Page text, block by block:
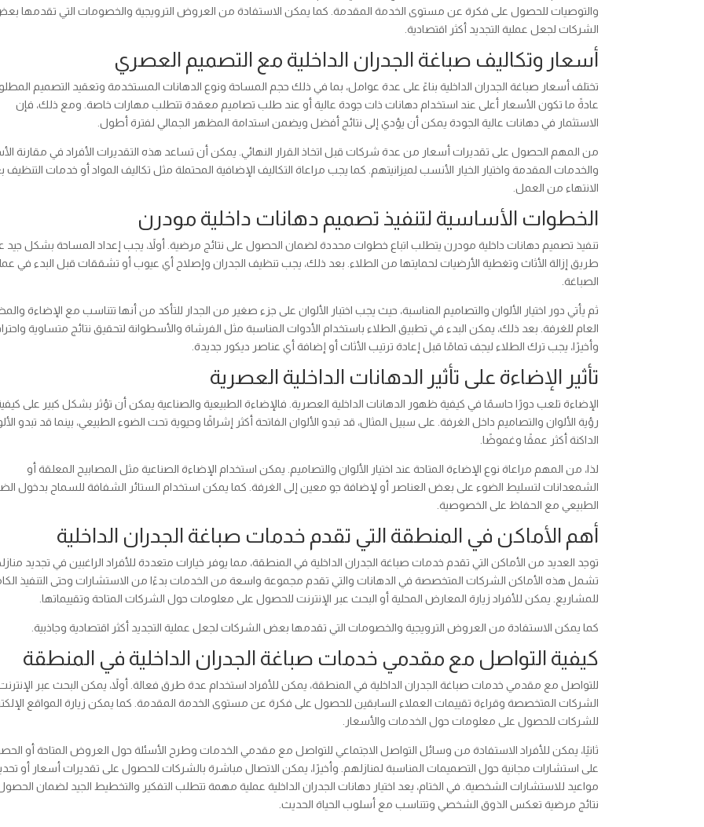
والتوصيات للحصول على فكرة عن مستوى الخدمة المقدمة. كما يمكن الاستفادة من العروض الترويجية والخصومات التي تقدمها
الشركات لجعل عملية التجديد أكثر اقتصادية.
أسعار وتكاليف صباغة الجدران الداخلية مع التصميم العصري
تختلف أسعار صباغة الجدران الداخلية بناءً على عدة عوامل، بما في ذلك حجم المساحة ونوع الدهانات المستخدمة وتعقيد التصميم
عادةً ما تكون الأسعار أعلى عند استخدام دهانات ذات جودة عالية أو عند طلب تصاميم معقدة تتطلب مهارات خاصة. ومع ذلك، فإن
الاستثمار في دهانات عالية الجودة يمكن أن يؤدي إلى نتائج أفضل ويضمن استدامة المظهر الجمالي لفترة أطول.
من المهم الحصول على تقديرات أسعار من عدة شركات قبل اتخاذ القرار النهائي. يمكن أن تساعد هذه التقديرات الأفراد في مقارنة
والخدمات المقدمة واختيار الخيار الأنسب لميزانيتهم. كما يجب مراعاة التكاليف الإضافية المحتملة مثل تكاليف المواد أو خدمات التنظيف
الانتهاء من العمل.
الخطوات الأساسية لتنفيذ تصميم دهانات داخلية مودرن
تنفيذ تصميم دهانات داخلية مودرن يتطلب اتباع خطوات محددة لضمان الحصول على نتائج مرضية. أولاً، يجب إعداد المساحة بشكل جيد
طريق إزالة الأثاث وتغطية الأرضيات لحمايتها من الطلاء. بعد ذلك، يجب تنظيف الجدران وإصلاح أي عيوب أو تشققات قبل البدء في
الصباغة.
ثم يأتي دور اختيار الألوان والتصاميم المناسبة، حيث يجب اختبار الألوان على جزء صغير من الجدار للتأكد من أنها تتناسب مع الإضاءة
العام للغرفة. بعد ذلك، يمكن البدء في تطبيق الطلاء باستخدام الأدوات المناسبة مثل الفرشاة والأسطوانة لتحقيق نتائج متساوية
وأخيرًا، يجب ترك الطلاء ليجف تمامًا قبل إعادة ترتيب الأثاث أو إضافة أي عناصر ديكور جديدة.
تأثير الإضاءة على تأثير الدهانات الداخلية العصرية
الإضاءة تلعب دورًا حاسمًا في كيفية ظهور الدهانات الداخلية العصرية. فالإضاءة الطبيعية والصناعية يمكن أن تؤثر بشكل كبير على
رؤية الألوان والتصاميم داخل الغرفة. على سبيل المثال، قد تبدو الألوان الفاتحة أكثر إشراقًا وحيوية تحت الضوء الطبيعي، بينما قد تبدو
الداكنة أكثر عمقًا وغموضًا.
لذا، من المهم مراعاة نوع الإضاءة المتاحة عند اختيار الألوان والتصاميم. يمكن استخدام الإضاءة الصناعية مثل المصابيح المعلقة أو
الشمعدانات لتسليط الضوء على بعض العناصر أو لإضافة جو معين إلى الغرفة. كما يمكن استخدام الستائر الشفافة للسماح بدخول
الطبيعي مع الحفاظ على الخصوصية.
أهم الأماكن في المنطقة التي تقدم خدمات صباغة الجدران الداخلية
توجد العديد من الأماكن التي تقدم خدمات صباغة الجدران الداخلية في المنطقة، مما يوفر خيارات متعددة للأفراد الراغبين في تجديد
تشمل هذه الأماكن الشركات المتخصصة في الدهانات والتي تقدم مجموعة واسعة من الخدمات بدءًا من الاستشارات وحتى التنفيذ
للمشاريع. يمكن للأفراد زيارة المعارض المحلية أو البحث عبر الإنترنت للحصول على معلومات حول الشركات المتاحة وتقييماتها.
كما يمكن الاستفادة من العروض الترويجية والخصومات التي تقدمها بعض الشركات لجعل عملية التجديد أكثر اقتصادية وجاذبية.
كيفية التواصل مع مقدمي خدمات صباغة الجدران الداخلية في المنطقة
للتواصل مع مقدمي خدمات صباغة الجدران الداخلية في المنطقة، يمكن للأفراد استخدام عدة طرق فعالة. أولاً، يمكن البحث عبر
الشركات المتخصصة وقراءة تقييمات العملاء السابقين للحصول على فكرة عن مستوى الخدمة المقدمة. كما يمكن زيارة المواقع
للشركات للحصول على معلومات حول الخدمات والأسعار.
ثانيًا، يمكن للأفراد الاستفادة من وسائل التواصل الاجتماعي للتواصل مع مقدمي الخدمات وطرح الأسئلة حول العروض المتاحة أو
على استشارات مجانية حول التصميمات المناسبة لمنازلهم. وأخيرًا، يمكن الاتصال مباشرة بالشركات للحصول على تقديرات أسعار أو
مواعيد للاستشارات الشخصية. في الختام، يعد اختيار دهانات الجدران الداخلية عملية مهمة تتطلب التفكير والتخطيط الجيد لضمان
نتائج مرضية تعكس الذوق الشخصي وتتناسب مع أسلوب الحياة الحديث.